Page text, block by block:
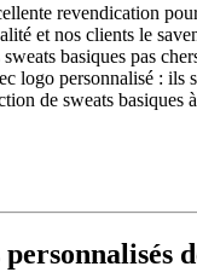
revendication
et nos clients le
basiques pas
logo personnalisé :
de sweats basiques